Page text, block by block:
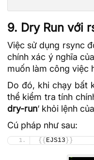
9. Dry Run với
Việc sử dụng rsync
chính xác ý nghĩa
muốn làm công việc
Do đó, khi chạy bất
thể kiểm tra tính
dry-run‘ khỏi lệnh
Cú pháp như sau:
{{EJS13}}